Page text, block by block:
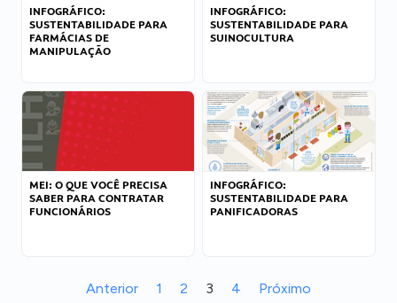
INFOGRÁFICO:
SUSTENTABILIDADE PARA
FARMÁCIAS DE
MANIPULAÇÃO
INFOGRÁFICO:
SUSTENTABILIDADE PARA
SUINOCULTURA
MEI: O QUE VOCÊ PRECISA
SABER PARA CONTRATAR
FUNCIONÁRIOS
INFOGRÁFICO:
SUSTENTABILIDADE PARA
PANIFICADORAS
Anterior 1 2 3 4 Próximo